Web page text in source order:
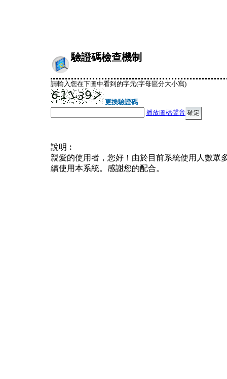
驗證碼檢查機制
請輸入您在下圖中看到的字元(字母區分大小寫)
更換驗證碼
播放圖檔聲音
說明︰
親愛的使用者，您好！由於目前系統使用人數眾
續使用本系統。感謝您的配合。